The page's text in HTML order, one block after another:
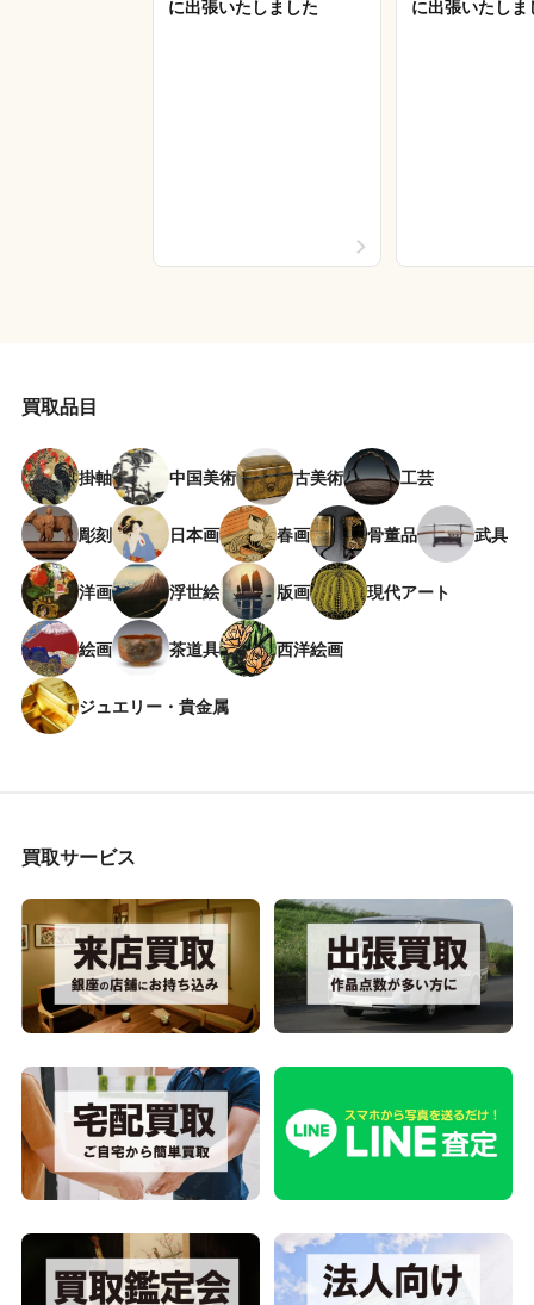
に出張いたしました に出張いたしま
買取品目
掛軸 中国美術 古美術 工芸
彫刻 日本画 春画 骨董品 武具
洋画 浮世絵 版画 現代アート
絵画 茶道具 西洋絵画
ジュエリー・貴金属
買取サービス